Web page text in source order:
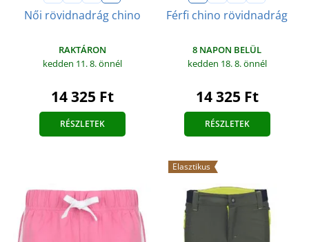
Női rövidnadrág chino
RAKTÁRON
kedden 11. 8.önnél
14 325 Ft
RÉSZLETEK
Férfi chino rövidnadrág
8 NAPON BELÜL
kedden 18. 8.önnél
14 325 Ft
RÉSZLETEK
Elasztikus